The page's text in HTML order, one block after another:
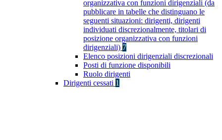
organizzativa con funzioni dirigenziali (da
pubblicare in tabelle che distinguano le
seguenti situazioni: dirigenti, dirigenti
individuati discrezionalmente, titolari di
posizione organizzativa con funzioni
dirigenziali) 7
Elenco posizioni dirigenziali discrezionali
Posti di funzione disponibili
Ruolo dirigenti
Dirigenti cessati 1